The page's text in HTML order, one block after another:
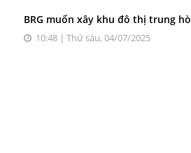
BRG muốn xây khu đô thị trung
10:48 | Thứ sáu, 04/07/2025